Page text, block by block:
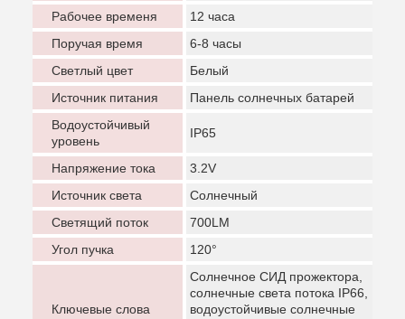
Рабочее временя
12 часа
Поручая время
6-8 часы
Светлый цвет
Белый
Источник питания
Панель солнечных батарей
Водоустойчивый
уровень
IP65
Напряжение тока
3.2V
Источник света
Солнечный
Светящий поток
700LM
Угол пучка
120°
Ключевые слова
Солнечное СИД прожектора,
солнечные света потока IP66,
водоустойчивые солнечные